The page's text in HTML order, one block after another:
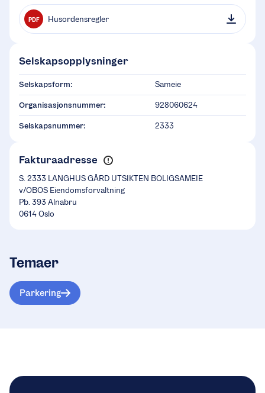
PDF Husordensregler
Selskapsopplysninger
Selskapsform: Sameie
Organisasjonsnummer: 928060624
Selskapsnummer: 2333
Fakturaadresse
S. 2333 LANGHUS GÅRD UTSIKTEN BOLIGSAMEIE
v/OBOS Eiendomsforvaltning
Pb. 393 Alnabru
0614 Oslo
Temaer
Parkering